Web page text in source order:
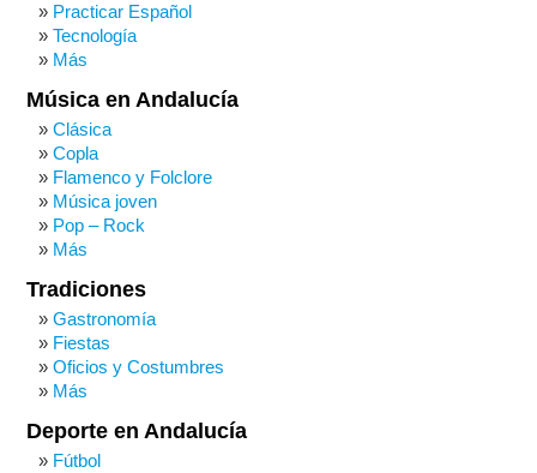
Practicar Español
Tecnología
Más
Música en Andalucía
Clásica
Copla
Flamenco y Folclore
Música joven
Pop – Rock
Más
Tradiciones
Gastronomía
Fiestas
Oficios y Costumbres
Más
Deporte en Andalucía
Fútbol